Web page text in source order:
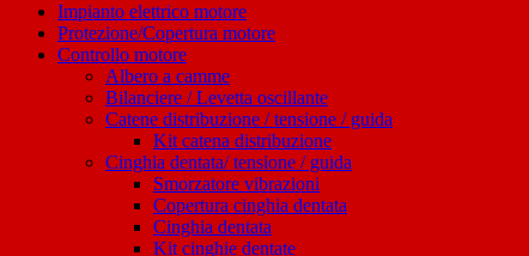
Impianto elettrico motore
Protezione/Copertura motore
Controllo motore
Albero a camme
Bilanciere / Levetta oscillante
Catene distribuzione / tensione / guida
Kit catena distribuzione
Cinghia dentata/ tensione / guida
Smorzatore vibrazioni
Copertura cinghia dentata
Cinghia dentata
Kit cinghie dentate